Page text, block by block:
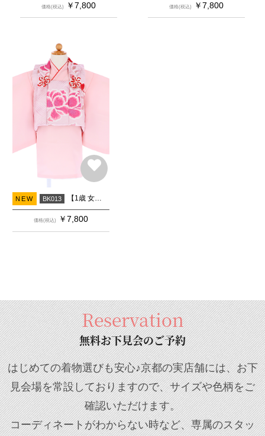
価格(税込) ￥ 7,800 価格(税込) ￥7,800
NEW BK013 【1歳 女の子 着物】被布 薄ピンク牡丹×ピンク
価格(税込) ￥7,800
Reservation
無料お下見会のご予約
はじめての着物選びも安心♪京都の実店舗には、お下
見会場を常設しておりますので、サイズや色柄をご
確認いただけます。
コーディネートがわからない時など、専属のスタッ